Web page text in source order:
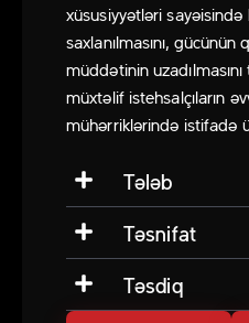
xüsusiyyətləri
saxlanılmasını, gücünün
müddətinin
müxtəlif istehsalçıların
mühərriklərində istifadə
Tələb
Təsnifat
Təsdiq